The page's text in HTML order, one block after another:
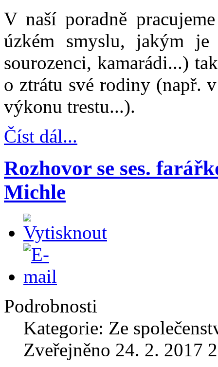
V naší poradně
úzkém smyslu, jakým
sourozenci, kamarádi...)
o ztrátu své rodiny (např.
výkonu trestu...).
Číst dál...
Rozhovor se ses.
Michle
Podrobnosti
Kategorie: Ze
Zveřejněno 24. 2. 2017